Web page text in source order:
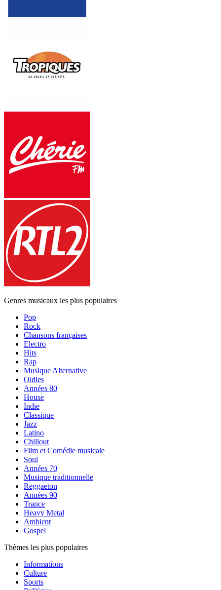
Genres musicaux les plus populaires
Pop
Rock
Chansons françaises
Electro
Hits
Rap
Musique Alternative
Oldies
Années 80
House
Indie
Classique
Jazz
Latino
Chillout
Film et Comédie musicale
Soul
Années 70
Musique traditionnelle
Reggaeton
Années 90
Trance
Heavy Metal
Ambient
Gospel
Thèmes les plus populaires
Informations
Culture
Sports